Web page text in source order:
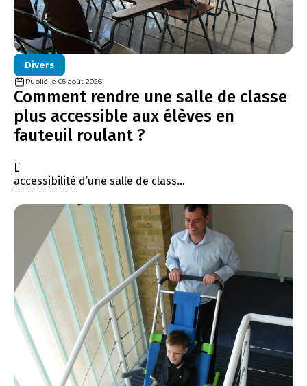
Divers
Publié le 05 août 2026
Comment rendre une salle de classe
plus accessible aux élèves en
fauteuil roulant ?
L’
accessibilité d’une salle de class...